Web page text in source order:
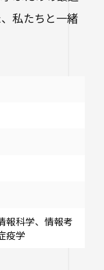
私たちと一緒
報科学、情報考
疫学